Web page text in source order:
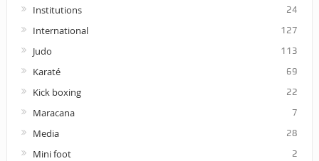
Institutions 24
International 127
Judo 113
Karaté 69
Kick boxing 22
Maracana 7
Media 28
Mini foot 2